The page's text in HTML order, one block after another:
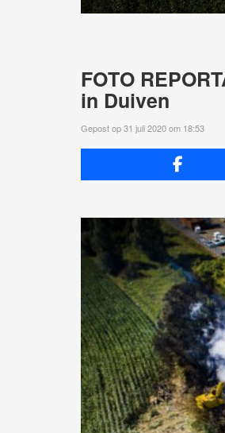
FOTO
in Duiven
Gepost op 31 juli 2020 om 18:53